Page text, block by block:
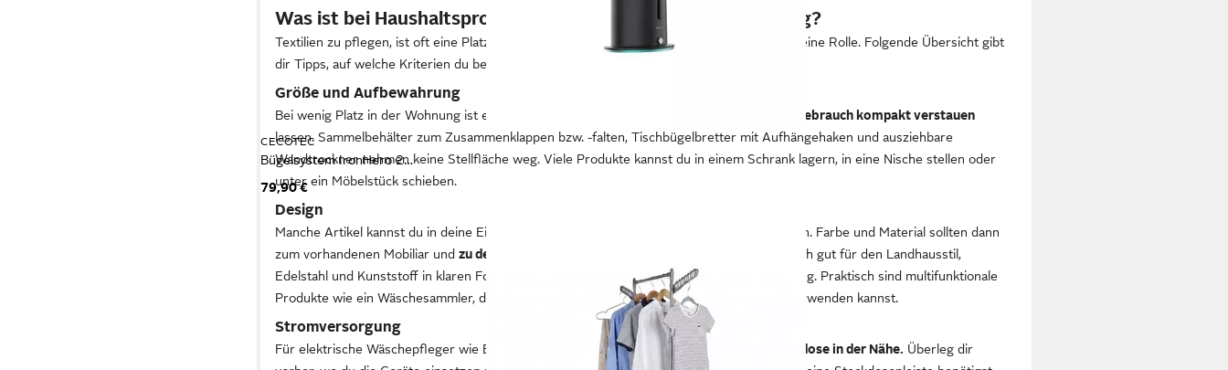
CECOTEC
Bügelsystem IronHero 2000 Vertical Station
79,90 €
Was ist bei Haushaltsprodukten für die Wäschepflege wichtig?
Textilien zu pflegen, ist oft eine Platzfrage. Auch das Aussehen der Haushaltshelfer spielt eine Rolle. Folgende Übersicht gibt
dir Tipps, auf welche Kriterien du beim Kauf achten solltest.
Größe und Aufbewahrung
Bei wenig Platz in der Wohnung ist es wichtig, dass sich die Wäschepflegeprodukte
nach Gebrauch kompakt verstauen
lassen. Sammelbehälter zum Zusammenklappen bzw. -falten, Tischbügelbretter mit Aufhängehaken und ausziehbare
Wandtrockner nehmen keine Stellfläche weg. Viele Produkte kannst du in einem Schrank lagern, in eine Nische stellen oder
unter ein Möbelstück schieben.
Design
Manche Artikel kannst du in deine Einrichtung integrieren, etwa Wäschetruhen und -tonnen. Farbe und Material sollten dann
zum vorhandenen Mobiliar undzu deinem Einrichtungsstil passen.
Korbgeflecht eignet sich gut für den Landhausstil,
Edelstahl und Kunststoff in klaren Formen wirken harmonisch in einer modernen Umgebung. Praktisch sind multifunktionale
Produkte wie ein Wäschesammler, den du auch als Hocker im Schlaf- oder Badezimmer verwenden kannst.
Stromversorgung
Für elektrische Wäschepfleger wie Bügeleisen und Nähmaschinen brauchst du eine Steckdose in der Nähe. Überleg dir